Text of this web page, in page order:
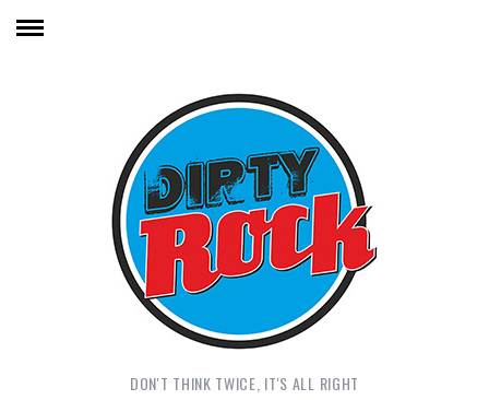
DON'T THINK TWICE, IT'S ALL RIGHT